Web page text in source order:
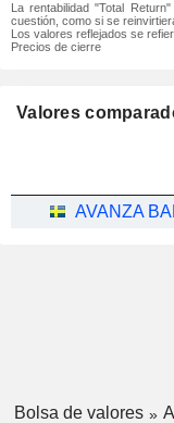
La rentabilidad "Total
cuestión, como si se
Los valores reflejados se
Precios de cierre
Valores
Bolsa de valores